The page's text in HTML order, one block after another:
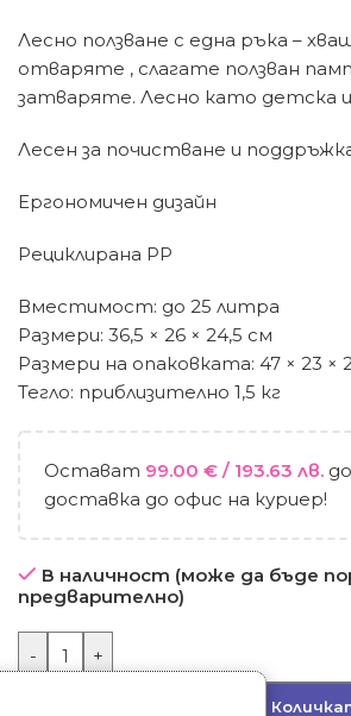
Лесно ползване с една ръка –
отваряте , слагате ползван
затваряте. Лесно като детска
Лесен за почистване и
Ергономичен дизайн
Рециклирана PP
Вместимост: до 25 литра
Размери: 36,5 × 26 × 24,5 см
Размери на опаковката: 47 × 23 ×
Тегло: приблизително 1,5 кг
Остават 99.00 € / 193.63 лв.
доставка до офис на куриер!
В наличност (може да бъде
предварително)
- +
Добавяне В